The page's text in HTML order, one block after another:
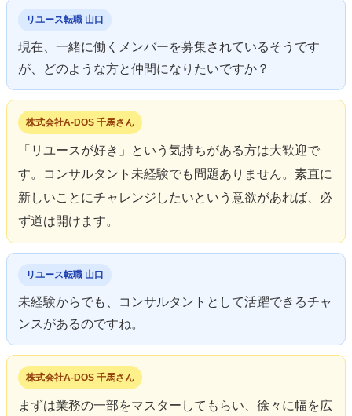
リユース転職 山口
現在、一緒に働くメンバーを募集されているそうです
が、どのような方と仲間になりたいですか？
株式会社A-DOS 千馬さん
「リユースが好き」という気持ちがある方は大歓迎で
す。コンサルタント未経験でも問題ありません。素直に
新しいことにチャレンジしたいという意欲があれば、必
ず道は開けます。
リユース転職 山口
未経験からでも、コンサルタントとして活躍できるチャ
ンスがあるのですね。
株式会社A-DOS 千馬さん
まずは業務の一部をマスターしてもらい、徐々に幅を広